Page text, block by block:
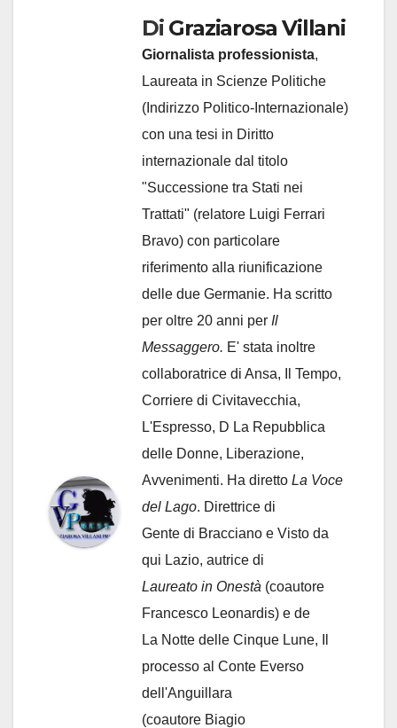
Di Graziarosa Villani
Giornalista professionista,
Laureata in Scienze Politiche
(Indirizzo Politico-Internazionale)
con una tesi in Diritto
internazionale dal titolo
"Successione tra Stati nei
Trattati" (relatore Luigi Ferrari
Bravo) con particolare
riferimento alla riunificazione
delle due Germanie. Ha scritto
per oltre 20 anni per Il
Messaggero. E' stata inoltre
collaboratrice di Ansa, Il Tempo,
Corriere di Civitavecchia,
L'Espresso, D La Repubblica
delle Donne, Liberazione,
Avvenimenti. Ha diretto La Voce
del Lago. Direttrice di
Gente di Bracciano e Visto da
qui Lazio, autrice di
Laureato in Onestà (coautore
Francesco Leonardis) e de
La Notte delle Cinque Lune, Il
processo al Conte Everso
dell'Anguillara
(coautore Biagio